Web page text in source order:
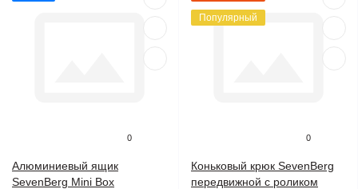
0
Алюминиевый ящик
SevenBerg Mini Box
Популярный
0
Коньковый крюк SevenBerg
передвижной с роликом